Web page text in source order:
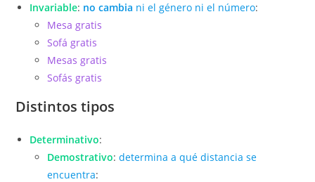
Invariable: no cambia ni el género ni el número:
Mesa gratis
Sofá gratis
Mesas gratis
Sofás gratis
Distintos tipos
Determinativo:
Demostrativo:determina a qué distancia se
encuentra: